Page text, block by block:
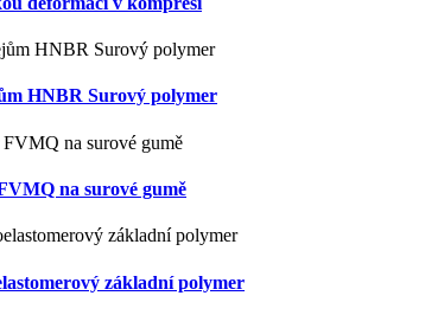
HNBR Surový polymer
na surové gumě
základní polymer